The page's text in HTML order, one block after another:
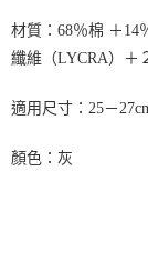
材質：68％棉 ＋14
纖維（LYCRA）＋
適用尺寸：25－
顏色：灰